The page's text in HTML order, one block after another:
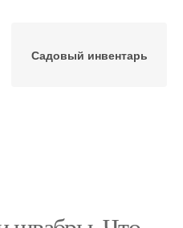
Садовый инвентарь